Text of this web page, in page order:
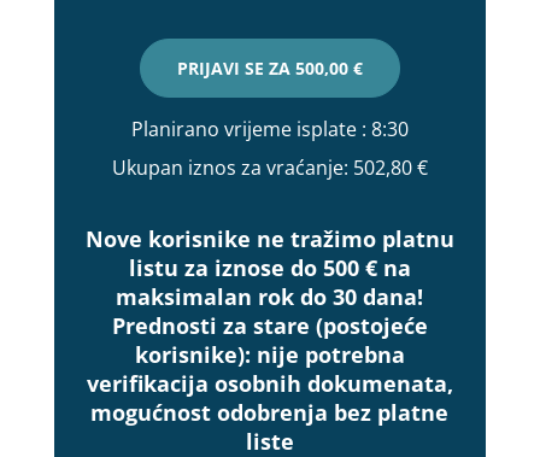
PRIJAVI SE ZA 500,00 €
Planirano vrijeme isplate : 8:30
Ukupan iznos za vraćanje: 502,80 €
Nove korisnike ne tražimo platnu
listu za iznose do 500 € na
maksimalan rok do 30 dana!
Prednosti za stare (postojeće
korisnike): nije potrebna
verifikacija osobnih dokumenata,
mogućnost odobrenja bez platne
liste